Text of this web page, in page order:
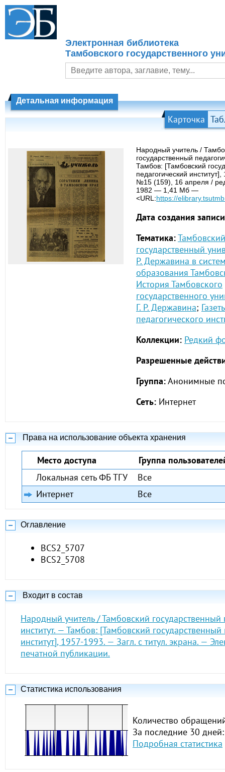
Электронная библиотека
Тамбовского государственного
Детальная информация
Карточка
Народный учитель /
государственный
Тамбов: [Тамбовский
педагогический
№15 (159), 16 апреля /
1982 — 1,41 Мб —
<URL:https://
Дата создания
Тематика:Тамбовский
государственный
Р. Державина в
образования
История Тамбовского
государственного
Г. Р. Державина;
педагогического
Коллекции: Редкий
Разрешенные
Группа:Анонимные
Сеть: Интернет
Права на использование объекта хранения
Место доступа
Группа
Локальная сеть ФБ ТГУ
Все
Интернет
Все
Оглавление
BCS2_5707
BCS2_5708
Входит в состав
Народный учитель / Тамбовский государственный
институт. — Тамбов: [Тамбовский государственный
институт], 1957-1993. — Загл. с титул. экрана. —
печатной публикации.
Статистика использования
Количество
За последние 30
Подробная статистика